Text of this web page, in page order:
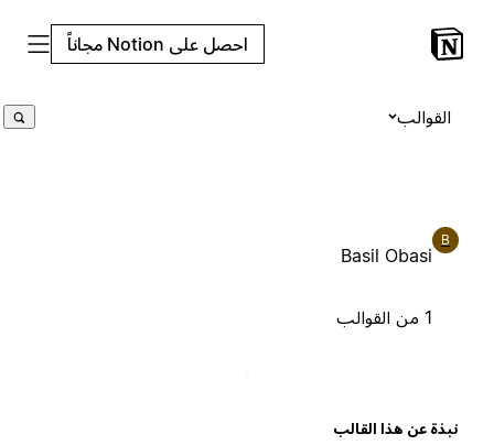
احصل على Notion مجاناً
القوالب
Basil Obasi
عن هذا القالب